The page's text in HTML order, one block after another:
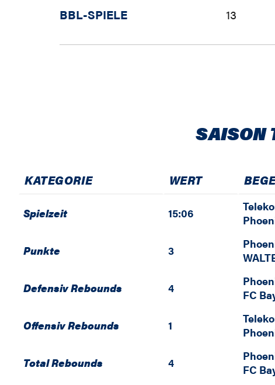
BBL-SPIELE 13
SAISON
KATEGORIE WERT
Spielzeit 15:06
Punkte 3
Defensiv Rebounds 4
FC
Offensiv Rebounds 1
Total Rebounds 4
FC